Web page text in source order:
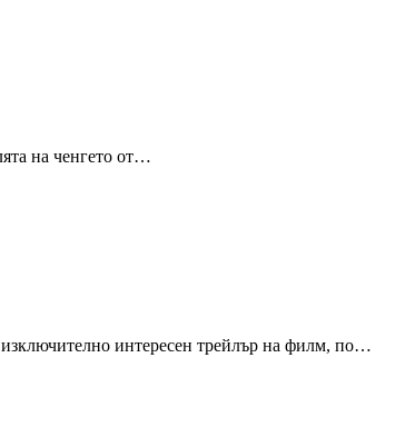
на ченгето от…
интересен трейлър на филм, по…